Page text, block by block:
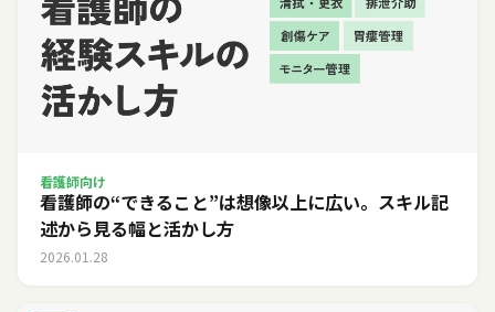
看護師向け
看護師の“できること”は想像以上に広い。スキル記
述から見る幅と活かし方
2026.01.28